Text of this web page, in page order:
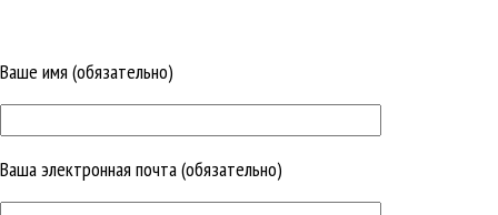
Ваше имя (обязательно)
Ваша электронная почта (обязательно)